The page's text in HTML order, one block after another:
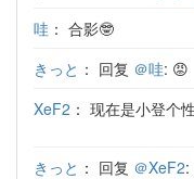
哇 ： 合影🤓
きっと ： 回复 ＠哇: 😡
XeF2 ： 现在是小登个
きっと ： 回复 ＠XeF2: